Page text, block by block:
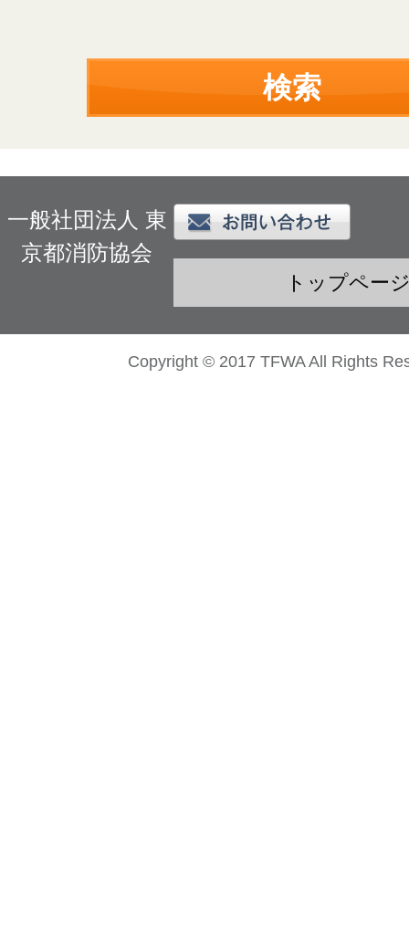
一般社団法人 東
京都消防協会
トップペー
Copyright © 2017 TFWA All Rights